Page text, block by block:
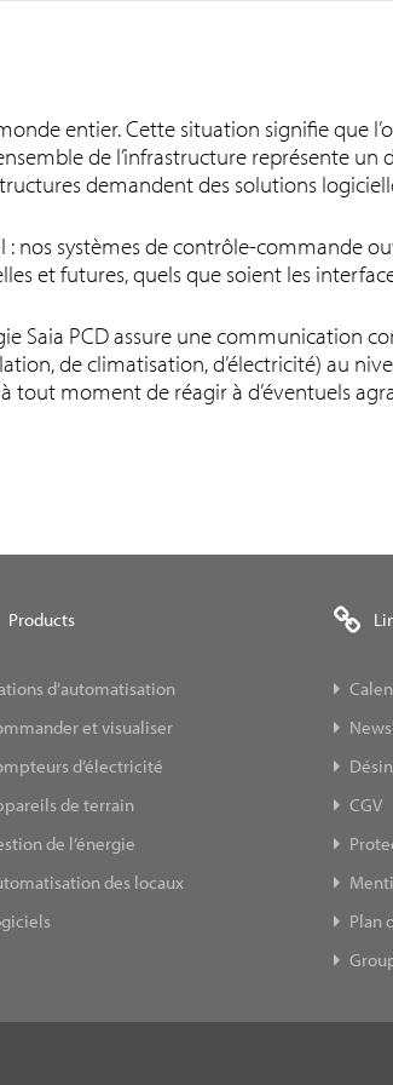
entier. Cette situation signifie que
de l’infrastructure représente
demandent des solutions
: nos systèmes de contrôle-commande
et futures, quels que soient les
Saia PCD assure une communication
de climatisation, d’électricité) au
moment de réagir à d’éventuels
Products
d’automatisation
et visualiser
d’électricité
de terrain
de l’énergie
des locaux
CGV
Plan